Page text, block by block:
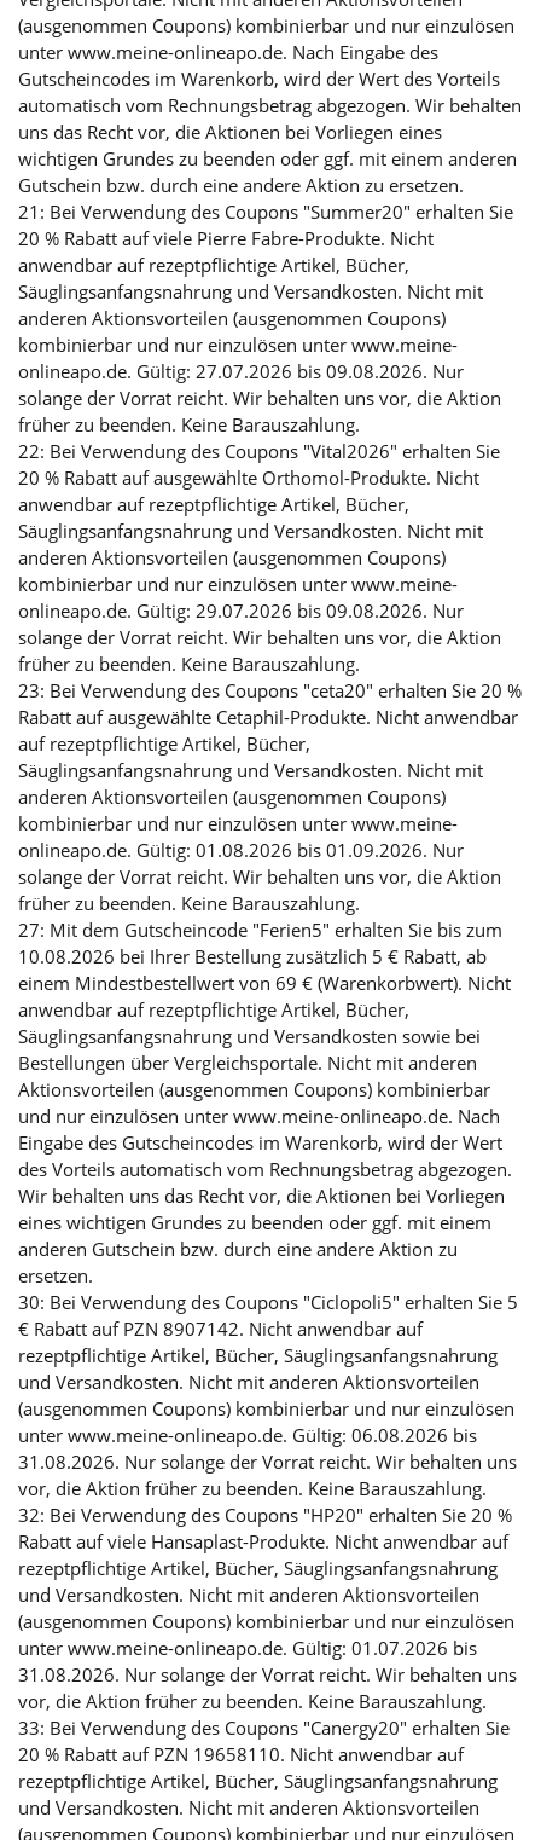
(ausgenommen Coupons) kombinierbar und nur einzulösen
unter www.meine-onlineapo.de. Nach Eingabe des
Gutscheincodes im Warenkorb, wird der Wert des Vorteils
automatisch vom Rechnungsbetrag abgezogen. Wir behalten
uns das Recht vor, die Aktionen bei Vorliegen eines
wichtigen Grundes zu beenden oder ggf. mit einem anderen
Gutschein bzw. durch eine andere Aktion zu ersetzen.
21: Bei Verwendung des Coupons "Summer20" erhalten Sie
20 % Rabatt auf viele Pierre Fabre-Produkte. Nicht
anwendbar auf rezeptpflichtige Artikel, Bücher,
Säuglingsanfangsnahrung und Versandkosten. Nicht mit
anderen Aktionsvorteilen (ausgenommen Coupons)
kombinierbar und nur einzulösen unter www.meine-
onlineapo.de. Gültig: 27.07.2026 bis 09.08.2026. Nur
solange der Vorrat reicht. Wir behalten uns vor, die Aktion
früher zu beenden. Keine Barauszahlung.
22: Bei Verwendung des Coupons "Vital2026" erhalten Sie
20 % Rabatt auf ausgewählte Orthomol-Produkte. Nicht
anwendbar auf rezeptpflichtige Artikel, Bücher,
Säuglingsanfangsnahrung und Versandkosten. Nicht mit
anderen Aktionsvorteilen (ausgenommen Coupons)
kombinierbar und nur einzulösen unter www.meine-
onlineapo.de. Gültig: 29.07.2026 bis 09.08.2026. Nur
solange der Vorrat reicht. Wir behalten uns vor, die Aktion
früher zu beenden. Keine Barauszahlung.
23: Bei Verwendung des Coupons "ceta20" erhalten Sie 20 %
Rabatt auf ausgewählte Cetaphil-Produkte. Nicht anwendbar
auf rezeptpflichtige Artikel, Bücher,
Säuglingsanfangsnahrung und Versandkosten. Nicht mit
anderen Aktionsvorteilen (ausgenommen Coupons)
kombinierbar und nur einzulösen unter www.meine-
onlineapo.de. Gültig: 01.08.2026 bis 01.09.2026. Nur
solange der Vorrat reicht. Wir behalten uns vor, die Aktion
früher zu beenden. Keine Barauszahlung.
27: Mit dem Gutscheincode "Ferien5" erhalten Sie bis zum
10.08.2026 bei Ihrer Bestellung zusätzlich 5 € Rabatt, ab
einem Mindestbestellwert von 69 € (Warenkorbwert). Nicht
anwendbar auf rezeptpflichtige Artikel, Bücher,
Säuglingsanfangsnahrung und Versandkosten sowie bei
Bestellungen über Vergleichsportale. Nicht mit anderen
Aktionsvorteilen (ausgenommen Coupons) kombinierbar
und nur einzulösen unter www.meine-onlineapo.de. Nach
Eingabe des Gutscheincodes im Warenkorb, wird der Wert
des Vorteils automatisch vom Rechnungsbetrag abgezogen.
Wir behalten uns das Recht vor, die Aktionen bei Vorliegen
eines wichtigen Grundes zu beenden oder ggf. mit einem
anderen Gutschein bzw. durch eine andere Aktion zu
ersetzen.
30: Bei Verwendung des Coupons "Ciclopoli5" erhalten Sie 5
€ Rabatt auf PZN 8907142. Nicht anwendbar auf
rezeptpflichtige Artikel, Bücher, Säuglingsanfangsnahrung
und Versandkosten. Nicht mit anderen Aktionsvorteilen
(ausgenommen Coupons) kombinierbar und nur einzulösen
unter www.meine-onlineapo.de. Gültig: 06.08.2026 bis
31.08.2026. Nur solange der Vorrat reicht. Wir behalten uns
vor, die Aktion früher zu beenden. Keine Barauszahlung.
32: Bei Verwendung des Coupons "HP20" erhalten Sie 20 %
Rabatt auf viele Hansaplast-Produkte. Nicht anwendbar auf
rezeptpflichtige Artikel, Bücher, Säuglingsanfangsnahrung
und Versandkosten. Nicht mit anderen Aktionsvorteilen
(ausgenommen Coupons) kombinierbar und nur einzulösen
unter www.meine-onlineapo.de. Gültig: 01.07.2026 bis
31.08.2026. Nur solange der Vorrat reicht. Wir behalten uns
vor, die Aktion früher zu beenden. Keine Barauszahlung.
33: Bei Verwendung des Coupons "Canergy20" erhalten Sie
20 % Rabatt auf PZN 19658110. Nicht anwendbar auf
rezeptpflichtige Artikel, Bücher, Säuglingsanfangsnahrung
und Versandkosten. Nicht mit anderen Aktionsvorteilen
(ausgenommen Coupons) kombinierbar und nur einzulösen